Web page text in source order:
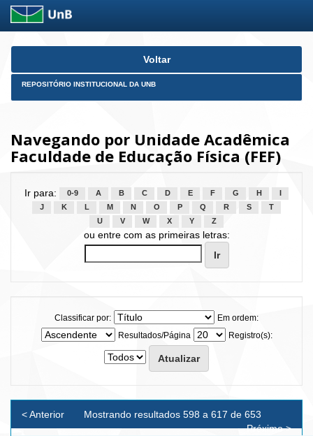
Skip
Voltar
REPOSITÓRIO INSTITUCIONAL DA UNB
Navegando por Unidade Acadêmica
Faculdade de Educação Física (FEF)
Ir para: 0-9 A B C D E F G H
J
K L M N O P Q R S
T
U
V W X Y Z
ou entre com as primeiras letras:
Classificar por:
Em ordem:
Resultados/Página
Registro(s):
Mostrando resultados 598 a 617 de 653
< Anterior
Próximo >